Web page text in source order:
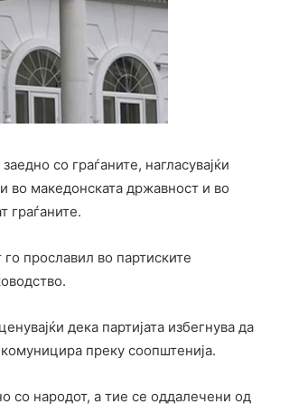
со граѓаните, нагласувајќи
во македонската државност и во
граѓаните.
прославил во партиските
дека партијата избегнува да
преку соопштенија.
народот, а тие се оддалечени од